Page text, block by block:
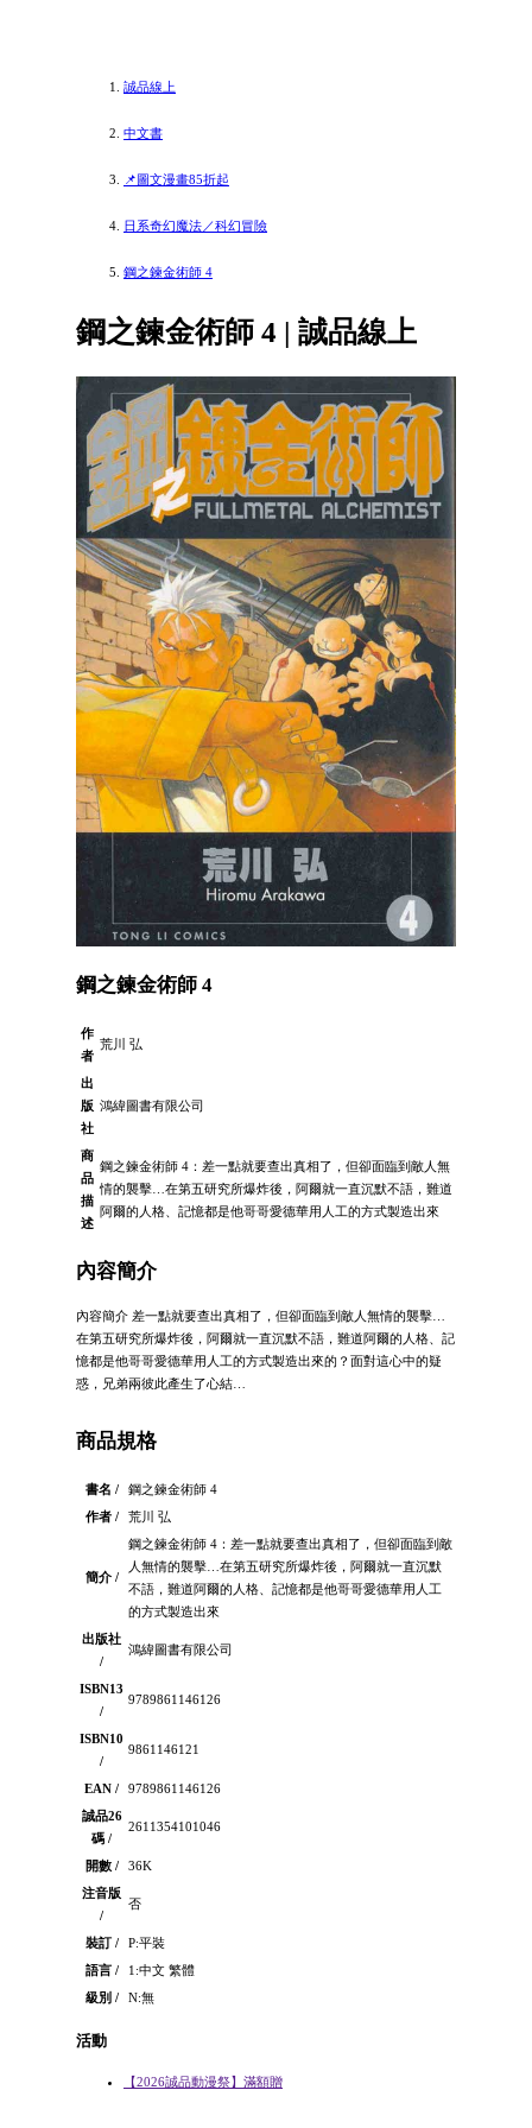
誠品線上
中文書
📌圖文漫畫85折起
日系奇幻魔法／科幻冒險
鋼之鍊金術師 4
鋼之鍊金術師 4 | 誠品線上
鋼之鍊金術師 4
作
者
荒川 弘
出
版
社
鴻緯圖書有限公司
商
品
描
述
鋼之鍊金術師 4：差一點就要查出真相了，但卻面臨到敵人無
情的襲擊…在第五研究所爆炸後，阿爾就一直沉默不語，難道
阿爾的人格、記憶都是他哥哥愛德華用人工的方式製造出來
內容簡介
內容簡介 差一點就要查出真相了，但卻面臨到敵人無情的襲擊…
在第五研究所爆炸後，阿爾就一直沉默不語，難道阿爾的人格、記
憶都是他哥哥愛德華用人工的方式製造出來的？面對這心中的疑
惑，兄弟兩彼此產生了心結…
商品規格
書名 /
鋼之鍊金術師 4
作者 /
荒川 弘
簡介 /
鋼之鍊金術師 4：差一點就要查出真相了，但卻面臨到敵
人無情的襲擊…在第五研究所爆炸後，阿爾就一直沉默
不語，難道阿爾的人格、記憶都是他哥哥愛德華用人工
的方式製造出來
出版社
/
鴻緯圖書有限公司
ISBN13
/
9789861146126
ISBN10
/
9861146121
EAN /
9789861146126
誠品26
碼 /
2611354101046
開數 /
36K
注音版
/
否
裝訂 /
P:平裝
語言 /
1:中文 繁體
級別 /
N:無
活動
【2026誠品動漫祭】滿額贈